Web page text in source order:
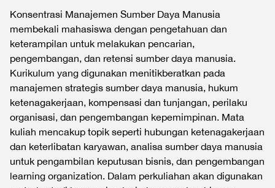
Konsentrasi Manajemen Sumber Daya Manusia
membekali mahasiswa dengan pengetahuan dan
keterampilan untuk melakukan pencarian,
pengembangan, dan retensi sumber daya manusia.
Kurikulum yang digunakan menitikberatkan pada
manajemen strategis sumber daya manusia, hukum
ketenagakerjaan, kompensasi dan tunjangan, perilaku
organisasi, dan pengembangan kepemimpinan. Mata
kuliah mencakup topik seperti hubungan ketenagakerjaan
dan keterlibatan karyawan, analisa sumber daya manusia
untuk pengambilan keputusan bisnis, dan pengembangan
learning organization. Dalam perkuliahan akan digunakan